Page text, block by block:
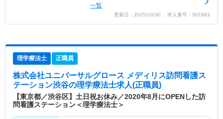
一覧
更新日：2025/10/30 求人番号：507983
理学療法士 正職員
株式会社ユニバーサルグロース メディリス訪問看護ス
テーション渋谷の理学療法士求人(正職員)
【東京都／渋谷区】土日祝お休み／2020年8月にOPENした訪
問看護ステーション＜理学療法士＞